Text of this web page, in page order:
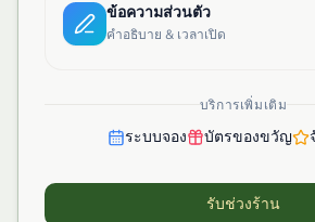
ข้อความส่วนตัว
คำอธิบาย & เวลาเปิด
บริการเพิ่มเติม
ระบบจอง บัตรของขวัญ
รับช่วงร้าน